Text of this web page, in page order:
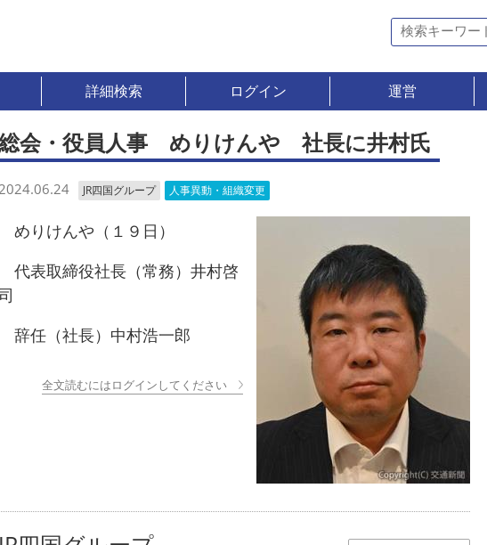
詳細検索 ログイン 運営
会・役員人事 めりけんや 社長に井村氏
JR四国グループ 人事異動・組織変更
めりけんや（１９日）
代表取締役社長（常務）井村啓
辞任（社長）中村浩一郎
全文読むにはログインしてください